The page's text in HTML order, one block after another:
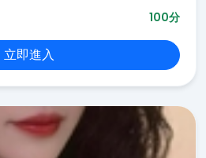
100分
立即進入